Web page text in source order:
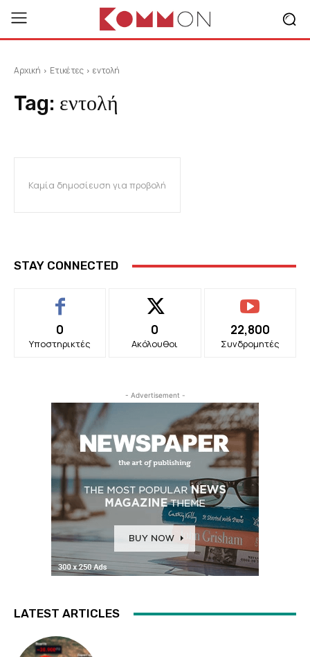
Αρχική Ετικέτες εντολή
Tag: εντολή
Καμία δημοσίευση για προβολή
STAY CONNECTED
0
Υποστηρικτές
0
Ακόλουθοι
22,800
Συνδρομητές
- Advertisement -
LATEST ARTICLES